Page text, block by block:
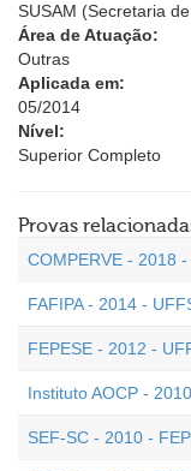
SUSAM (Secretaria
Área de Atuação:
Outras
Aplicada em:
05/2014
Nível:
Superior Completo
Provas
COMPERVE - 2018
FAFIPA - 2014 -
FEPESE - 2012 -
Instituto AOCP -
SEF-SC - 2010 -